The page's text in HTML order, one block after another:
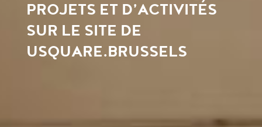
PROJETS ET D’ACTIVITÉS
SUR LE SITE DE
USQUARE.BRUSSELS